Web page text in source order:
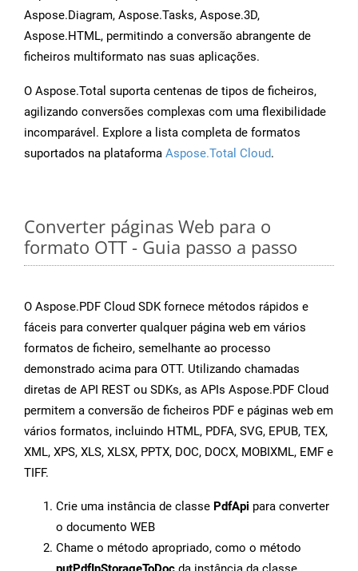
Aspose.Diagram, Aspose.Tasks, Aspose.3D,
Aspose.HTML, permitindo a conversão abrangente de
ficheiros multiformato nas suas aplicações.
O Aspose.Total suporta centenas de tipos de ficheiros,
agilizando conversões complexas com uma flexibilidade
incomparável. Explore a lista completa de formatos
suportados na plataforma Aspose.Total Cloud.
Converter páginas Web para o
formato OTT - Guia passo a passo
O Aspose.PDF Cloud SDK fornece métodos rápidos e
fáceis para converter qualquer página web em vários
formatos de ficheiro, semelhante ao processo
demonstrado acima para OTT. Utilizando chamadas
diretas de API REST ou SDKs, as APIs Aspose.PDF Cloud
permitem a conversão de ficheiros PDF e páginas web em
vários formatos, incluindo HTML, PDFA, SVG, EPUB, TEX,
XML, XPS, XLS, XLSX, PPTX, DOC, DOCX, MOBIXML, EMF e
TIFF.
Crie uma instância de classe PdfApi para converter
o documento WEB
Chame o método apropriado, como o método